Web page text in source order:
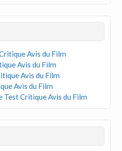
Avis du Film
Avis du Film
Avis du Film
Avis du Film
Critique Avis du Film